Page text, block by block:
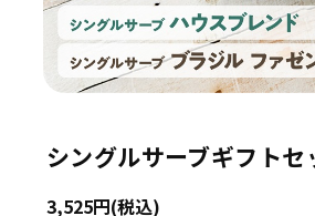
シングルサーブギフトセ
3,525円(税込)